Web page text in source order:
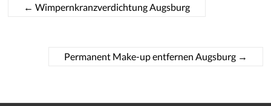
← Wimpernkranzverdichtung Augsburg
Permanent Make-up entfernen Augsburg →